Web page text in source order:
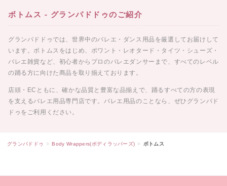
ゼント]バレ
ュリナー
ネラ
荷物のお届けに関するお知らせ
ボトムス - グランパドドゥのご紹介
グランパドドゥでは、世界中のバレエ・ダンス用品を厳選してお届けして
います。ボトムスをはじめ、ポワント・レオタード・タイツ・シューズ・
バレエ雑貨など、初心者からプロのバレエダンサーまで、すべてのレベル
の踊る方に向けた商品を取り揃えております。
店頭・ECともに、確かな品質と豊富な品揃えで、踊るすべての方の表現
を支えるバレエ用品専門店です。バレエ用品のことなら、ぜひグランパド
ドゥをご利用ください。
グランパドドゥ Body Wrappers(ボディラッパーズ) ボトムス